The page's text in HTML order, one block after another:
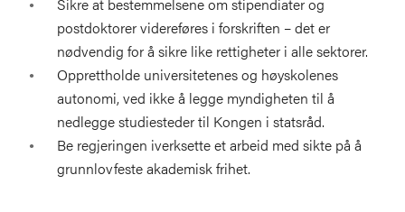
postdoktorer videreføres i forskriften – det er
nødvendig for å sikre like rettigheter i alle sektorer.
Opprettholde universitetenes og høyskolenes
autonomi, ved ikke å legge myndigheten til å
nedlegge studiesteder til Kongen i statsråd.
Be regjeringen iverksette et arbeid med sikte på å
grunnlovfeste akademisk frihet.